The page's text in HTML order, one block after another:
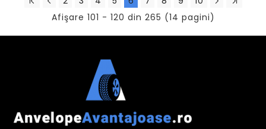
Afişare 101 - 120 din 265 (14 pagini)